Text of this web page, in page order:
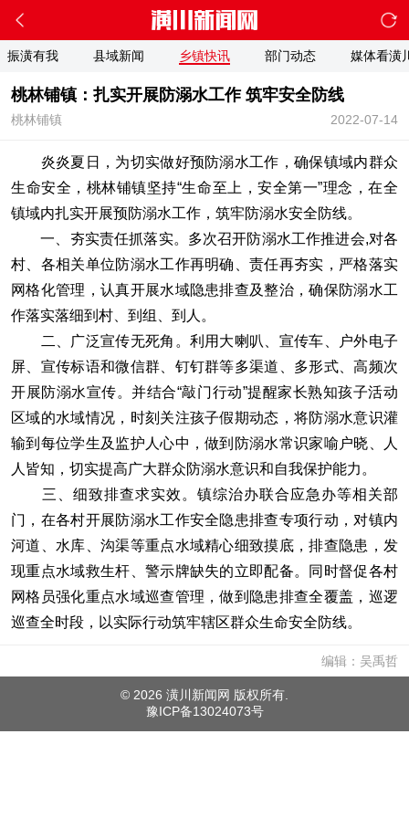
振潢有我 县域新闻 乡镇快讯 部门动态 媒体看潢
桃林铺镇：扎实开展防溺水工作 筑牢安全防线
2022-07-14
桃林铺镇
炎炎夏日，为切实做好预防溺水工作，确保镇域内群众
生命安全，桃林铺镇坚持“生命至上，安全第一”理念，在全
镇域内扎实开展预防溺水工作，筑牢防溺水安全防线。
一、夯实责任抓落实。多次召开防溺水工作推进会,对各
村、各相关单位防溺水工作再明确、责任再夯实，严格落实
网格化管理，认真开展水域隐患排查及整治，确保防溺水工
作落实落细到村、到组、到人。
二、广泛宣传无死角。利用大喇叭、宣传车、户外电子
屏、宣传标语和微信群、钉钉群等多渠道、多形式、高频次
开展防溺水宣传。并结合“敲门行动”提醒家长熟知孩子活动
区域的水域情况，时刻关注孩子假期动态，将防溺水意识灌
输到每位学生及监护人心中，做到防溺水常识家喻户晓、人
人皆知，切实提高广大群众防溺水意识和自我保护能力。
三、细致排查求实效。镇综治办联合应急办等相关部
门，在各村开展防溺水工作安全隐患排查专项行动，对镇内
河道、水库、沟渠等重点水域精心细致摸底，排查隐患，发
现重点水域救生杆、警示牌缺失的立即配备。同时督促各村
网格员强化重点水域巡查管理，做到隐患排查全覆盖，巡逻
巡查全时段，以实际行动筑牢辖区群众生命安全防线。
编辑：吴禹哲
© 2026 潢川新闻网 版权所有.
豫ICP备13024073号